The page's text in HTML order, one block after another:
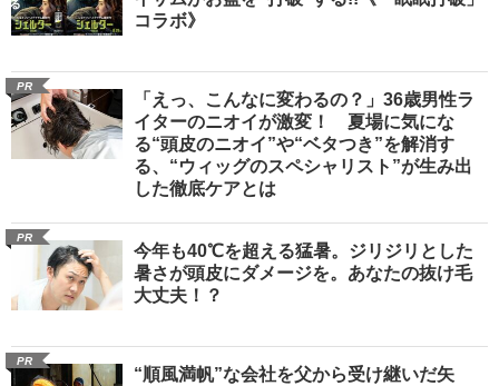
コラボ》
PR
「えっ、こんなに変わるの？」36歳男性ラ
イターのニオイが激変！ 夏場に気にな
る“頭皮のニオイ”や“ベタつき”を解消す
る、“ウィッグのスペシャリスト”が生み出
した徹底ケアとは
PR
今年も40℃を超える猛暑。ジリジリとした
暑さが頭皮にダメージを。あなたの抜け毛
大丈夫！？
PR
“順風満帆”な会社を父から受け継いだ矢